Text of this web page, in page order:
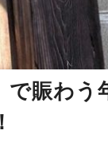
で賑わう